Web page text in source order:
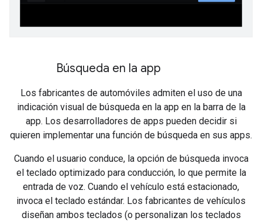
Búsqueda en la app
Los fabricantes de automóviles admiten el uso de una
indicación visual de búsqueda en la app en la barra de la
app. Los desarrolladores de apps pueden decidir si
quieren implementar una función de búsqueda en sus apps.
Cuando el usuario conduce, la opción de búsqueda invoca
el teclado optimizado para conducción, lo que permite la
entrada de voz. Cuando el vehículo está estacionado,
invoca el teclado estándar. Los fabricantes de vehículos
diseñan ambos teclados (o personalizan los teclados